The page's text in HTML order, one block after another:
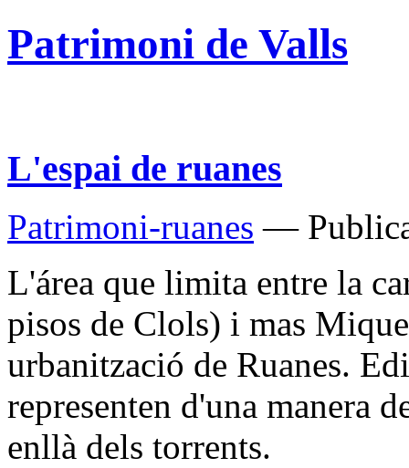
Patrimoni de Valls
L'espai de ruanes
Patrimoni-ruanes —
L'área que limita entre la
pisos de Clols) i mas
urbanització de Ruanes.
representen d'una manera
enllà dels torrents.